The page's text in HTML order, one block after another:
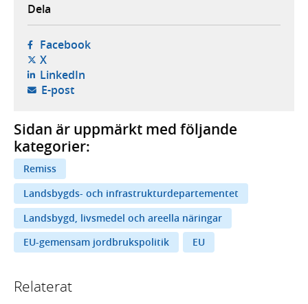
Dela
Facebook- öppnas i ny flik, extern webbplats,
X- öppnas i ny flik, extern webbplats,
LinkedIn- öppnas i ny flik, extern webbplats,
E-post- öppnar din e-postklient,
Sidan är uppmärkt med följande
kategorier:
Remiss
Landsbygds- och infrastrukturdepartementet
Landsbygd, livsmedel och areella näringar
EU-gemensam jordbrukspolitik
EU
Relaterat